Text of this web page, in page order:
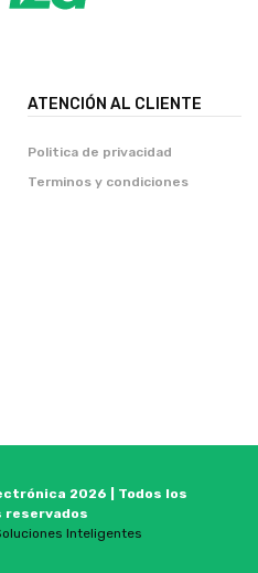
ATENCIÓN AL CLIENTE
Politica de privacidad
Terminos y condiciones
2026 | Todos los
reservados
Inteligentes